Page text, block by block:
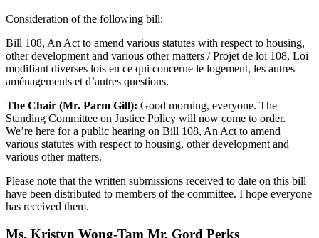
Consideration of the following bill:
Bill 108, An Act to amend various statutes with respect to housing,
other development and various other matters / Projet de loi 108, Loi
modifiant diverses lois en ce qui concerne le logement, les autres
aménagements et d’autres questions.
The Chair (Mr. Parm Gill): Good morning, everyone. The
Standing Committee on Justice Policy will now come to order.
We’re here for a public hearing on Bill 108, An Act to amend
various statutes with respect to housing, other development and
various other matters.
Please note that the written submissions received to date on this bill
have been distributed to members of the committee. I hope everyone
has received them.
Ms. Kristyn Wong-Tam Mr. Gord Perks